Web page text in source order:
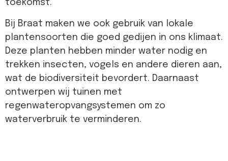
toekomst.
Bij Braat maken we ook gebruik van lokale
plantensoorten die goed gedijen in ons klimaat.
Deze planten hebben minder water nodig en
trekken insecten, vogels en andere dieren aan,
wat de biodiversiteit bevordert. Daarnaast
ontwerpen wij tuinen met
regenwateropvangsystemen om zo
waterverbruik te verminderen.